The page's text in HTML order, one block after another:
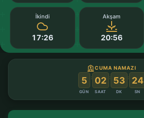
İkindi
17:26
Akşam
20:56
CUMA NAMAZI
5
GÜN
: 02
SAAT
: 53
DK
: 23
SN